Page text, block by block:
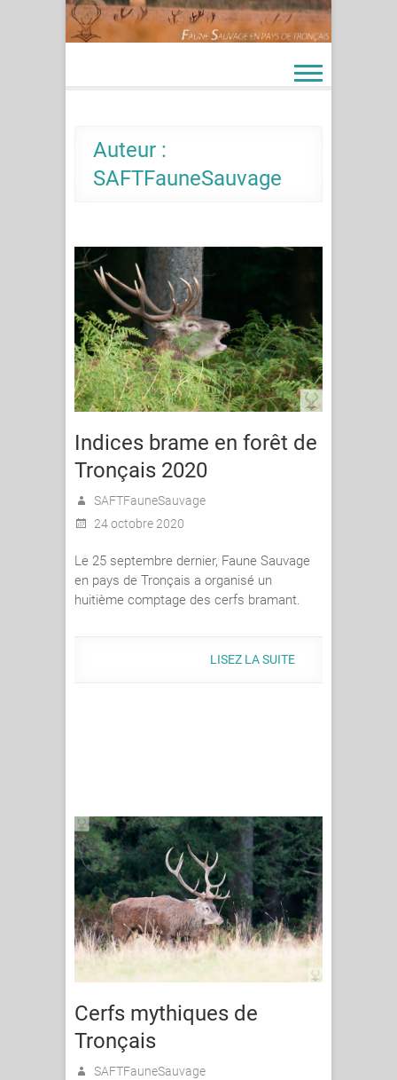
Skip
content
Auteur :
SAFTFauneSauvage
Indices brame en forêt de
Tronçais 2020
SAFTFauneSauvage
24 octobre 2020
Le 25 septembre dernier, Faune Sauvage
en pays de Tronçais a organisé un
huitième comptage des cerfs bramant.
LISEZ LA SUITE
Cerfs mythiques de
Tronçais
SAFTFauneSauvage